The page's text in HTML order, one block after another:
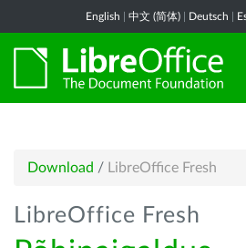
English 中文 (简体) Deutsch
Download / LibreOffice Fresh
LibreOffice Fresh